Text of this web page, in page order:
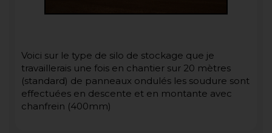
Voici sur le type de silo de stockage que je
travaillerais une fois en chantier sur 20 mètres
(standard) de panneaux ondulés les soudure sont
effectuées en descente et en montante avec
chanfrein (400mm)